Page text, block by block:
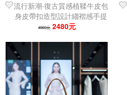
流行新潮‧復古質感植鞣牛皮包
身皮帶扣造型設計縐褶感手提
女單肩包｜托特包
4960元 2480元